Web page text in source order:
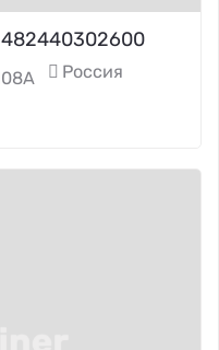
Россия